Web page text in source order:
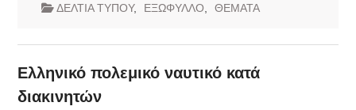
ΔΕΛΤΙΑ ΤΥΠΟΥ, ΕΞΩΦΥΛΛΟ ΘΕΜΑΤΑ
Ελληνικό πολεμικό ναυτικό κατά
διακινητών